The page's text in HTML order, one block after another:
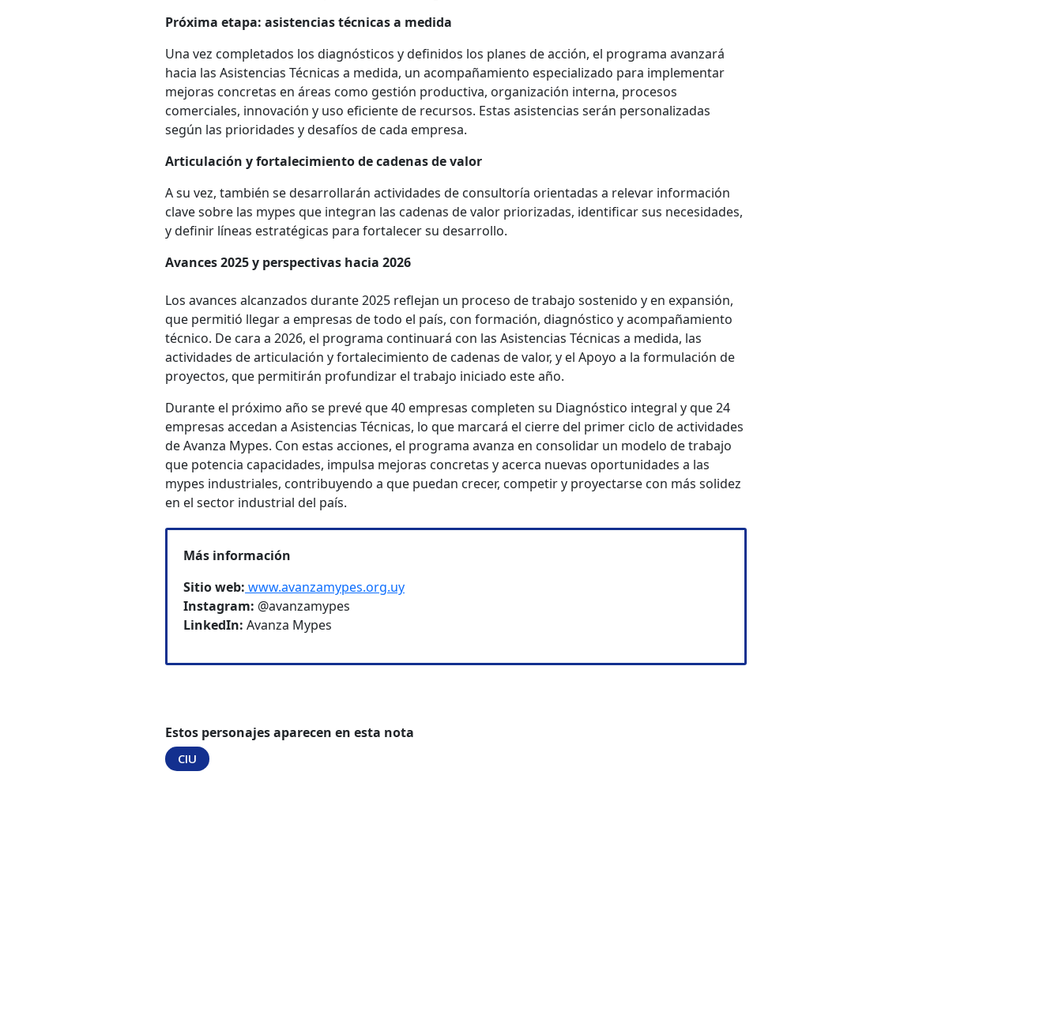
Próxima etapa: asistencias técnicas a medida
Una vez completados los diagnósticos y definidos los planes de acción, el programa avanzará
hacia las Asistencias Técnicas a medida, un acompañamiento especializado para implementar
mejoras concretas en áreas como gestión productiva, organización interna, procesos
comerciales, innovación y uso eficiente de recursos. Estas asistencias serán personalizadas
según las prioridades y desafíos de cada empresa.
Articulación y fortalecimiento de cadenas de valor
A su vez, también se desarrollarán actividades de consultoría orientadas a relevar información
clave sobre las mypes que integran las cadenas de valor priorizadas, identificar sus necesidades,
y definir líneas estratégicas para fortalecer su desarrollo.
Avances 2025 y perspectivas hacia 2026
Los avances alcanzados durante 2025 reflejan un proceso de trabajo sostenido y en expansión,
que permitió llegar a empresas de todo el país, con formación, diagnóstico y acompañamiento
técnico. De cara a 2026, el programa continuará con las Asistencias Técnicas a medida, las
actividades de articulación y fortalecimiento de cadenas de valor, y el Apoyo a la formulación de
proyectos, que permitirán profundizar el trabajo iniciado este año.
Durante el próximo año se prevé que 40 empresas completen su Diagnóstico integral y que 24
empresas accedan a Asistencias Técnicas, lo que marcará el cierre del primer ciclo de actividades
de Avanza Mypes. Con estas acciones, el programa avanza en consolidar un modelo de trabajo
que potencia capacidades, impulsa mejoras concretas y acerca nuevas oportunidades a las
mypes industriales, contribuyendo a que puedan crecer, competir y proyectarse con más solidez
en el sector industrial del país.
Más información
Sitio web: www.avanzamypes.org.uy
Instagram: @avanzamypes
LinkedIn: Avanza Mypes
Estos personajes aparecen en esta nota
CIU